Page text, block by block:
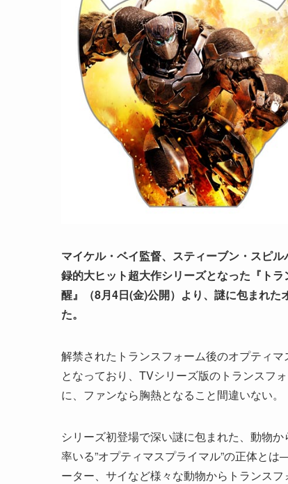
マイケル・ベイ監督、スティーブン・スピ
録的大ヒット超大作シリーズとなった『ト
醒』（8月4日(金)公開）より、謎に包まれ
た。
解禁されたトランスフォーム後のオプティ
となっており、TVシリーズ版のトランスフ
に、ファンなら胸熱となること間違いない。
シリーズ初登場で深い謎に包まれた、動物
率いる”オプティマスプライマル”の正体と
ーター、サイなど様々な動物からトランスフ